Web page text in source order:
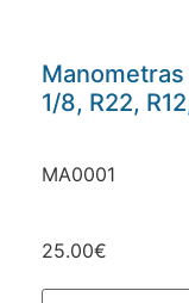
1/8, R22,
MA0001
25.00€